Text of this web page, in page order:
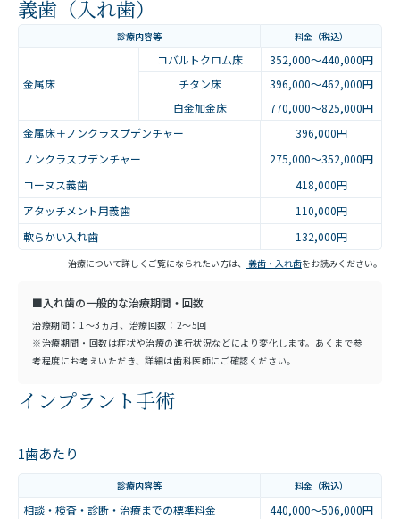
義歯（入れ歯）
診療内容等 料金（税込）
金属床
コバルトクロム床
352,000～440,000円
チタン床
396,000～462,000円
白金加金床
770,000～825,000円
金属床＋ノンクラスプデンチャー
396,000円
ノンクラスプデンチャー
275,000～352,000円
コーヌス義歯
418,000円
アタッチメント用義歯
110,000円
軟らかい入れ歯
132,000円
治療について詳しくご覧になられたい方は、 義歯・入れ歯をお読みください。
■入れ歯の一般的な治療期間・回数
治療期間：1～3ヵ月、治療回数：2～5回
※治療期間・回数は症状や治療の進行状況などにより変化します。あくまで参
考程度にお考えいただき、詳細は歯科医師にご確認ください。
インプラント手術
1歯あたり
診療内容等 料金（税込）
相談・検査・診断・治療までの標準料金
440,000～506,000円